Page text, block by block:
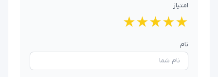
امتیاز
★
★
★
★
★
نام